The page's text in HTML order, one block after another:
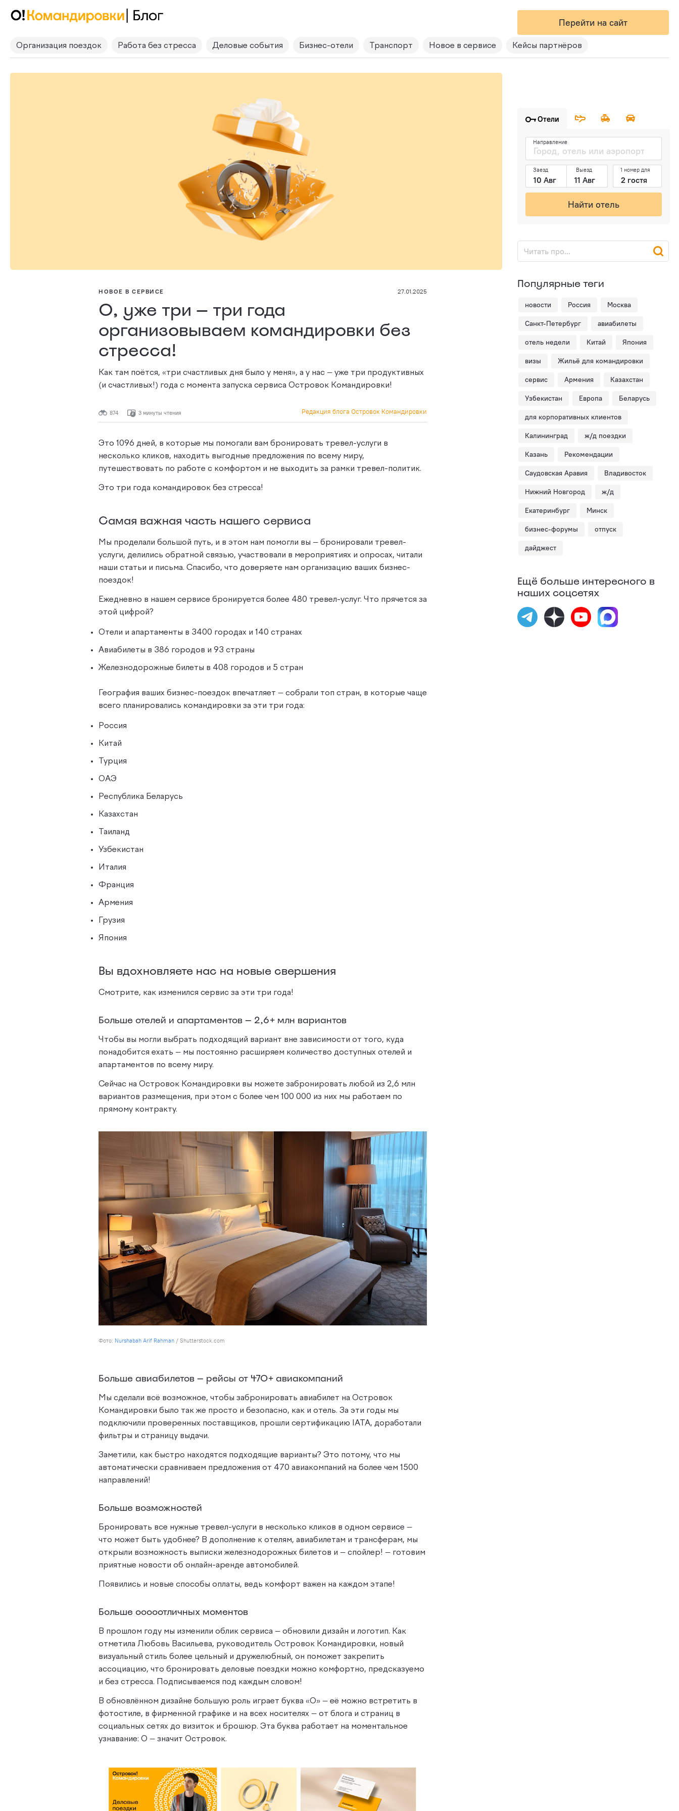
Перейти на сайт
Организация поездок Работа без стресса Деловые события Бизнес-отели Транспорт Новое в сервисе Кейсы партнёров
НОВОЕ В СЕРВИСЕ 27.01.2025
О, уже три — три года
организовываем командировки без
стресса!
Как там поётся, «три счастливых дня было у меня», а у нас — уже три продуктивных
(и счастливых!) года с момента запуска сервиса Островок Командировки!
Редакция блога Островок Командировки
874 3 минуты чтения
Это 1096 дней, в которые мы помогали вам бронировать тревел-услуги в
несколько кликов, находить выгодные предложения по всему миру,
путешествовать по работе с комфортом и не выходить за рамки тревел-политик.
Это три года командировок без стресса!
Самая важная часть нашего сервиса
Мы проделали большой путь, и в этом нам помогли вы — бронировали тревел-
услуги, делились обратной связью, участвовали в мероприятиях и опросах, читали
наши статьи и письма. Спасибо, что доверяете нам организацию ваших бизнес-
поездок!
Ежедневно в нашем сервисе бронируется более 480 тревел-услуг. Что прячется за
этой цифрой?
Отели и апартаменты в 3400 городах и 140 странах
Авиабилеты в 386 городов и 93 страны
Железнодорожные билеты в 408 городов и 5 стран
География ваших бизнес-поездок впечатляет — собрали топ стран, в которые чаще
всего планировались командировки за эти три года:
Россия
Китай
Турция
ОАЭ
Республика Беларусь
Казахстан
Таиланд
Узбекистан
Италия
Франция
Армения
Грузия
Япония
Вы вдохновляете нас на новые свершения
Смотрите, как изменился сервис за эти три года!
Больше отелей и апартаментов — 2,6+ млн вариантов
Чтобы вы могли выбрать подходящий вариант вне зависимости от того, куда
понадобится ехать — мы постоянно расширяем количество доступных отелей и
апартаментов по всему миру.
Сейчас на Островок Командировки вы можете забронировать любой из 2,6 млн
вариантов размещения, при этом с более чем 100 000 из них мы работаем по
прямому контракту.
Фото: Nurshabah Arif Rahman / Shutterstock.com
Больше авиабилетов — рейсы от 470+ авиакомпаний
Мы сделали всё возможное, чтобы забронировать авиабилет на Островок
Командировки было так же просто и безопасно, как и отель. За эти годы мы
подключили проверенных поставщиков, прошли сертификацию IATA, доработали
фильтры и страницу выдачи.
Заметили, как быстро находятся подходящие варианты? Это потому, что мы
автоматически сравниваем предложения от 470 авиакомпаний на более чем 1500
направлений!
Больше возможностей
Бронировать все нужные тревел-услуги в несколько кликов в одном сервисе —
что может быть удобнее? В дополнение к отелям, авиабилетам и трансферам, мы
открыли возможность выписки железнодорожных билетов и — спойлер! — готовим
приятные новости об онлайн-аренде автомобилей.
Появились и новые способы оплаты, ведь комфорт важен на каждом этапе!
Больше ооооотличных моментов
В прошлом году мы изменили облик сервиса — обновили дизайн и логотип. Как
отметила Любовь Васильева, руководитель Островок Командировки, новый
визуальный стиль более цельный и дружелюбный, он поможет закрепить
ассоциацию, что бронировать деловые поездки можно комфортно, предсказуемо
и без стресса. Подписываемся под каждым словом!
В обновлённом дизайне большую роль играет буква «О» — её можно встретить в
фотостиле, в фирменной графике и на всех носителях — от блога и страниц в
социальных сетях до визиток и брошюр. Эта буква работает на моментальное
узнавание: О — значит Островок.
Отели
Направление
Заезд Выезд 1 номер для
Найти отель
Популярные теги
новости Россия Москва
Санкт-Петербург авиабилеты
отель недели Китай Япония
визы Жильё для командировки
сервис Армения Казахстан
Узбекистан Европа Беларусь
для корпоративных клиентов
Калининград ж/д поездки
Казань Рекомендации
Саудовская Аравия Владивосток
Нижний Новгород ж/д
Екатеринбург Минск
бизнес-форумы отпуск
дайджест
Ещё больше интересного в
наших соцсетях